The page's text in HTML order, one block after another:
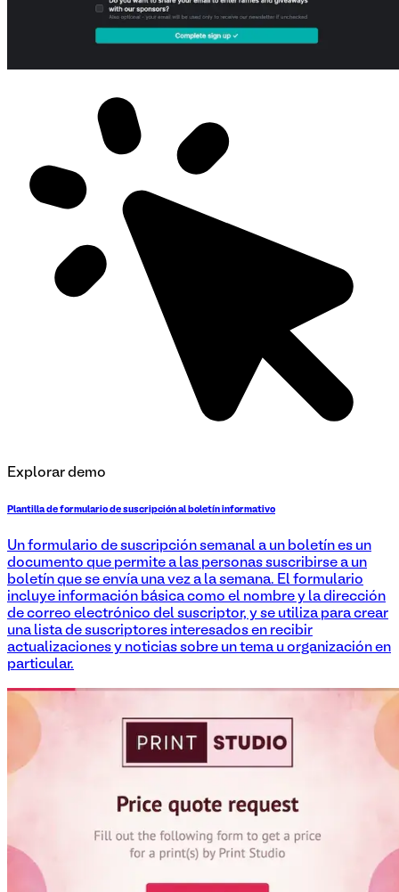
Explorar demo
Plantilla de formulario de suscripción al boletín informativo
Un formulario de suscripción semanal a un boletín es un
documento que permite a las personas suscribirse a un
boletín que se envía una vez a la semana. El formulario
incluye información básica como el nombre y la dirección
de correo electrónico del suscriptor, y se utiliza para crear
una lista de suscriptores interesados en recibir
actualizaciones y noticias sobre un tema u organización en
particular.